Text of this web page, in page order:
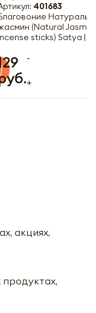
401683
(Natural
sticks) Satya |
-
+
акциях,